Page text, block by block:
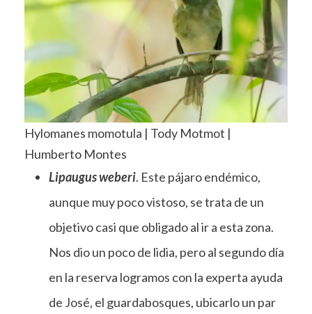
Hylomanes momotula | Tody Motmot |
Humberto Montes
Lipaugus weberi. Este pájaro endémico,
aunque muy poco vistoso, se trata de un
objetivo casi que obligado al ir a esta zona.
Nos dio un poco de lidia, pero al segundo día
en la reserva logramos con la experta ayuda
de José, el guardabosques, ubicarlo un par